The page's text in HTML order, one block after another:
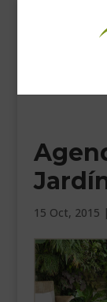
INICIO
PLANTAS
DECORACIÓN
HORARIO GARDEN
15 Oct, 2015 |